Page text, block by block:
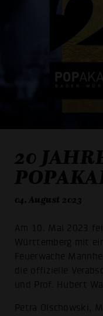
20
04. August 2023
Am 10. Mai 2023
Württemberg mit
Feuerwache
die offizielle
und Prof. Hubert
Petra Olschowski,